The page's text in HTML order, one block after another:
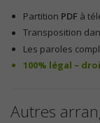
Partition PDF à
Transposition
Les paroles
100% légal –
Autres